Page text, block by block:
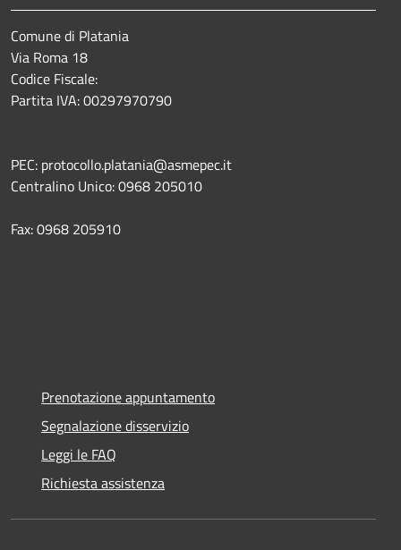
Comune di Platania
Via Roma 18
Codice Fiscale:
Partita IVA: 00297970790
PEC: protocollo.platania@asmepec.it
Centralino Unico: 0968 205010
Fax: 0968 205910
Prenotazione appuntamento
Segnalazione disservizio
Leggi le FAQ
Richiesta assistenza